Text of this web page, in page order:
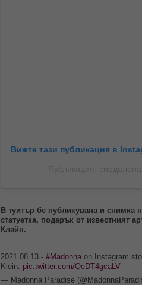
Вижте тази публикация в
В туитър бе публикувана и снимка
статуетка, подарък от известният
Клайн.
2021.08.13 - #Madonna on Instagram
Klein. pic.twitter.com/QeDT4gcaLV
— Madonna Paradise